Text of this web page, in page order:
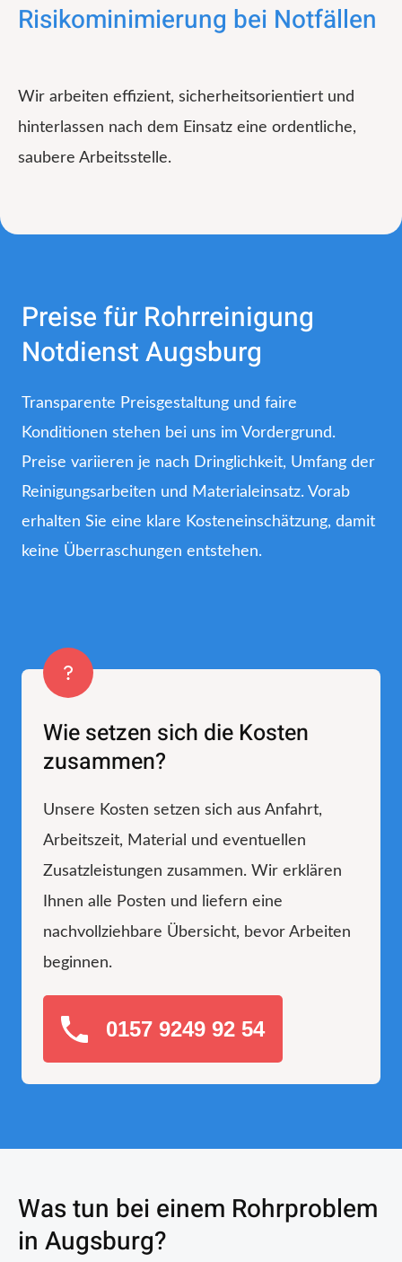
Risikominimierung bei Notfällen
Wir arbeiten effizient, sicherheitsorientiert und
hinterlassen nach dem Einsatz eine ordentliche,
saubere Arbeitsstelle.
Preise für Rohrreinigung
Notdienst Augsburg
Transparente Preisgestaltung und faire
Konditionen stehen bei uns im Vordergrund.
Preise variieren je nach Dringlichkeit, Umfang der
Reinigungsarbeiten und Materialeinsatz. Vorab
erhalten Sie eine klare Kosteneinschätzung, damit
keine Überraschungen entstehen.
Wie setzen sich die Kosten
zusammen?
Unsere Kosten setzen sich aus Anfahrt,
Arbeitszeit, Material und eventuellen
Zusatzleistungen zusammen. Wir erklären
Ihnen alle Posten und liefern eine
nachvollziehbare Übersicht, bevor Arbeiten
beginnen.
0157 9249 92 54
Was tun bei einem Rohrproblem
in Augsburg?